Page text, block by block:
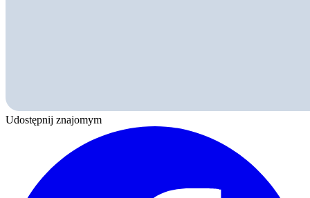
Udostępnij znajomym